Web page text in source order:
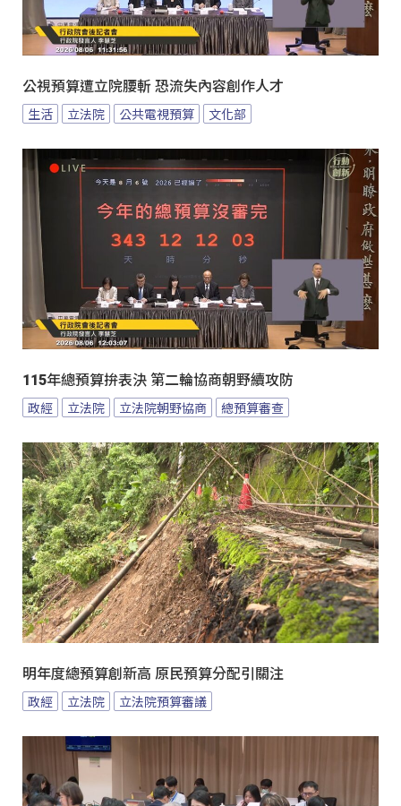
公視預算遭立院腰斬 恐流失內容創作人才
生活 立法院 公共電視預算 文化部
115年總預算拚表決 第二輪協商朝野續攻防
政經 立法院 立法院朝野協商 總預算審查
明年度總預算創新高 原民預算分配引關注
政經 立法院 立法院預算審議